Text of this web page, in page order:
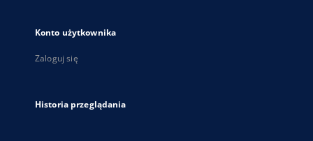
Konto użytkownika
Zaloguj się
Historia przeglądania